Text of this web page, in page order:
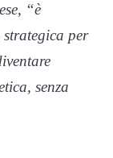
“è
per
senza